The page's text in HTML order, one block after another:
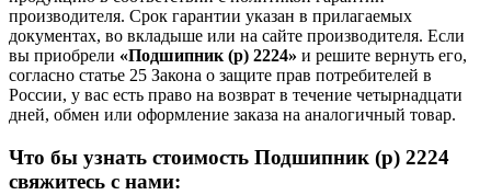
производителя. Срок гарантии указан в прилагаемых
документах, во вкладыше или на сайте производителя. Если
вы приобрели «Подшипник (р) 2224» и решите вернуть его,
согласно статье 25 Закона о защите прав потребителей в
России, у вас есть право на возврат в течение четырнадцати
дней, обмен или оформление заказа на аналогичный товар.
Что бы узнать стоимость Подшипник (р) 2224
свяжитесь с нами: